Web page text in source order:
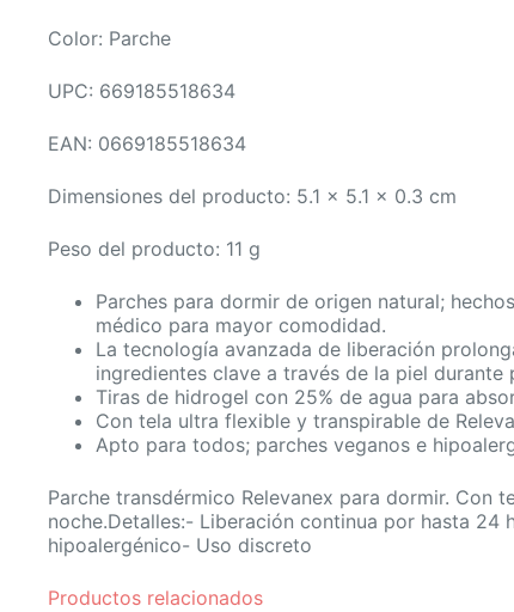
Color: Parche
UPC: 669185518634
EAN: 0669185518634
Dimensiones del producto: 5.1 x 5.1 x 0.3 cm
Peso del producto: 11 g
Parches para dormir de origen natural;
médico para mayor comodidad.
La tecnología avanzada de liberación
ingredientes clave a través de la piel durante
Tiras de hidrogel con 25% de agua para
Con tela ultra flexible y transpirable de
Apto para todos; parches veganos e
Parche transdérmico Relevanex para dormir. Con
noche.Detalles:- Liberación continua por hasta
hipoalergénico- Uso discreto
Productos relacionados